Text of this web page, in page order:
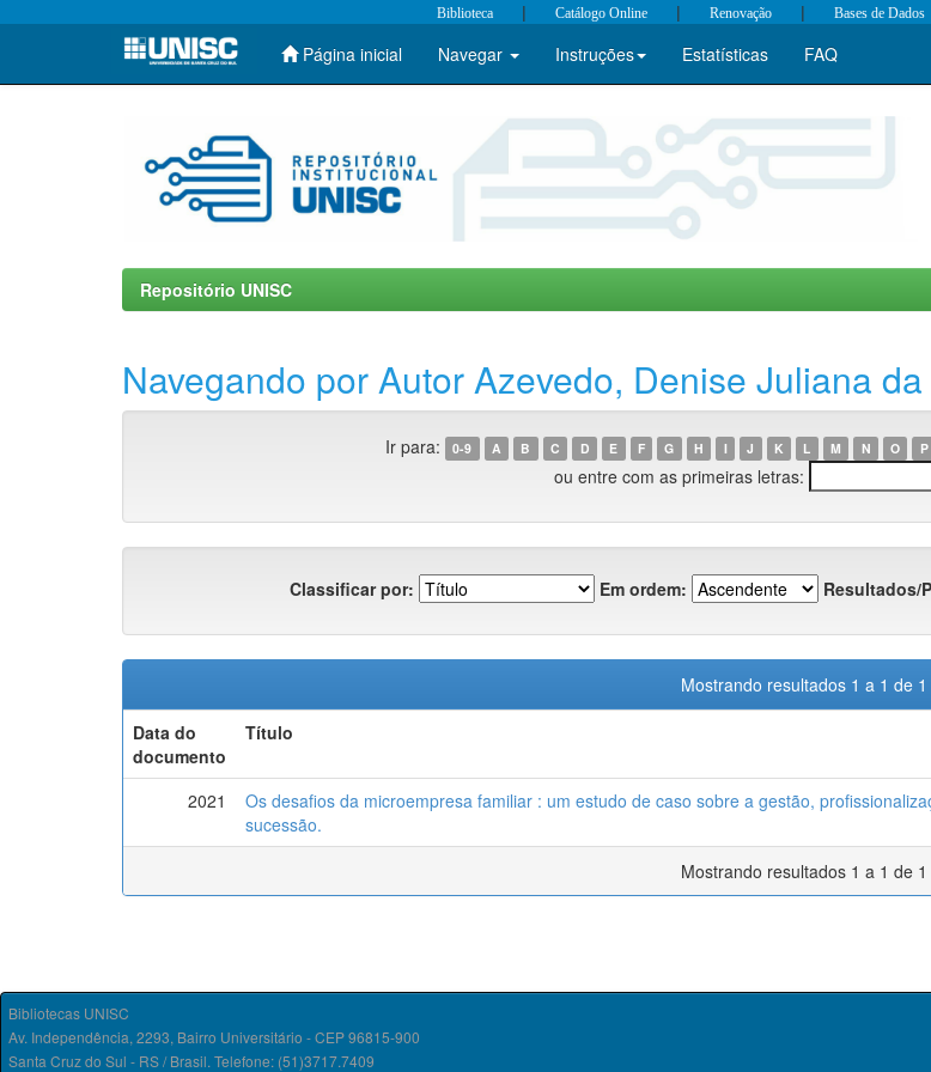
Skip
Biblioteca | Catálogo Online | Renovação | Bases de Dados
Página inicial Navegar Instruções Estatísticas FAQ
Repositório UNISC
Navegando por Autor Azevedo, Denise Juliana
Ir para: 0-9 A B C D E F G H I J K L M N O P
ou entre com as primeiras letras:
Classificar por: Em ordem: Resultados/
Mostrando resultados 1 a 1 de 1
Data do
documento
Título
2021
Os desafios da microempresa familiar : um estudo de caso sobre a gestão,
sucessão.
Mostrando resultados 1 a 1 de 1
Bibliotecas UNISC
Av. Independência, 2293, Bairro Universitário - CEP 96815-900
Santa Cruz do Sul - RS / Brasil. Telefone: (51)3717.7409